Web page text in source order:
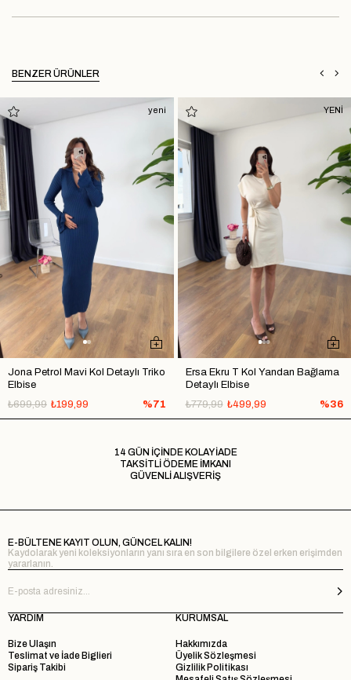
BENZER ÜRÜNLER
Jona Petrol Mavi Kol Detaylı Triko
Elbise
₺199,99
₺699,99 %71
yeni
Ersa Ekru T Kol Yandan Bağlama
Detaylı Elbise
₺499,99
₺779,99 %36
YENİ
14 GÜN İÇİNDE KOLAY İADE
TAKSİTLİ ÖDEME İMKANI
GÜVENLİ ALIŞVERİŞ
E-BÜLTENE KAYIT OLUN, GÜNCEL KALIN!
Kaydolarak yeni koleksiyonların yanı sıra en son bilgilere özel erken erişimden
yararlanın.
YARDIM
Bize Ulaşın
Teslimat ve İade Biglieri
Sipariş Takibi
KURUMSAL
Hakkımızda
Üyelik Sözleşmesi
Gizlilik Politikası